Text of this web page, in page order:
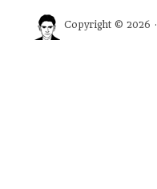
Copyright © 2026